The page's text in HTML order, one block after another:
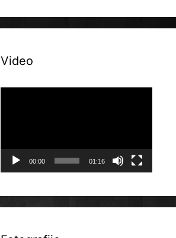
Video
00:00 01:16